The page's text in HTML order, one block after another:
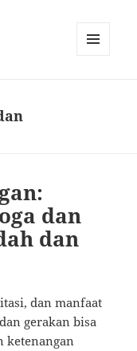
dan
dan
dan manfaat
gerakan bisa
ketenangan